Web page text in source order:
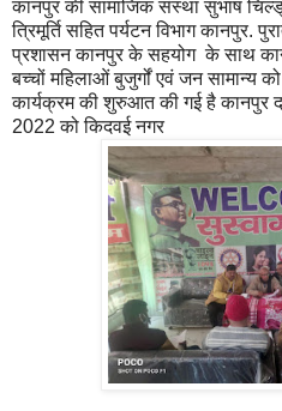
कानपुर की सामाजिक संस्था सुभाष
त्रिमूर्ति सहित पर्यटन विभाग कानपुर.
प्रशासन कानपुर के सहयोग के साथ
बच्चों महिलाओं बुजुर्गों एवं जन सामान्य
कार्यक्रम की शुरुआत की गई है कानपुर
2022 को किदवई नगर